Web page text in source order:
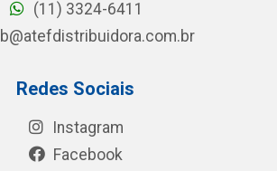
(11) 3324-6411
Redes Sociais
Instagram
Facebook